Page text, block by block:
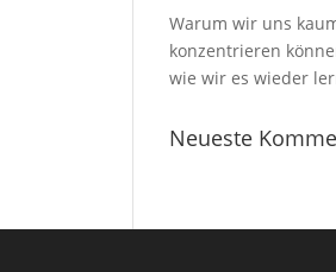
Warum wir uns
konzentrieren
wie wir es wieder
Neueste